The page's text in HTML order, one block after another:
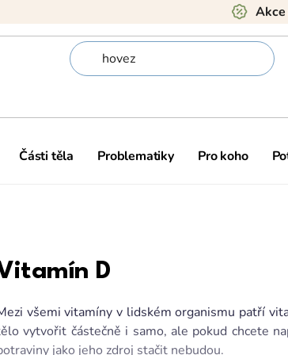
Akce
Části těla Problematiky Pro koho
D
všemi vitamíny v lidském organismu patří
vytvořit částečně i samo, ale pokud chcete
jako jeho zdroj stačit nebudou.